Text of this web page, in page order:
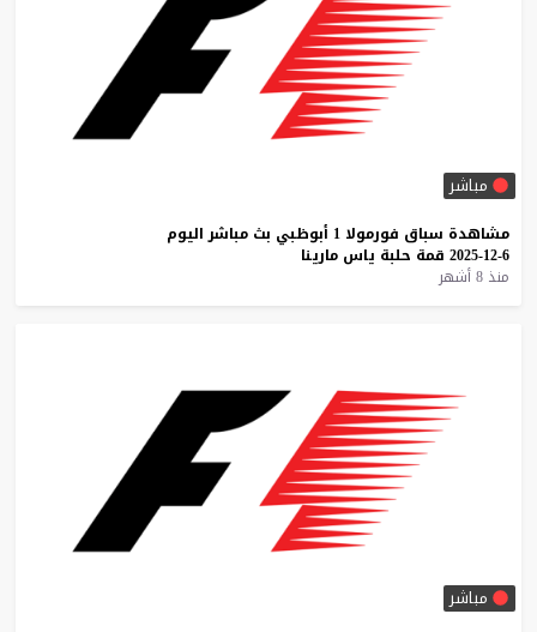
مباشر
مشاهدة سباق فورمولا 1 أبوظبي بث مباشر اليوم
6-12-2025
قمة حلبة ياس مارينا
منذ 8 أشهر
مباشر